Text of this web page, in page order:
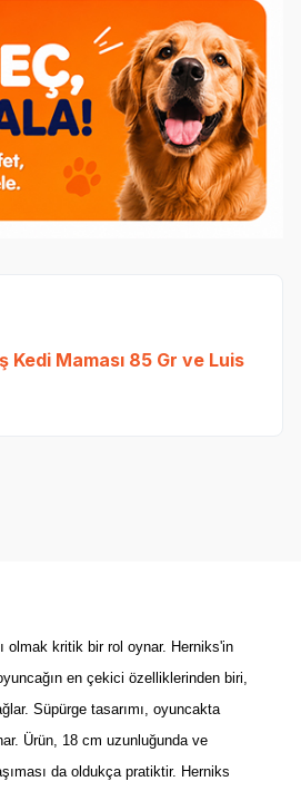
Kedi Maması 85 Gr ve Luis
olmak kritik bir rol oynar. Herniks'in
en çekici özelliklerinden biri,
Süpürge tasarımı, oyuncakta
Ürün, 18 cm uzunluğunda ve
da oldukça pratiktir. Herniks